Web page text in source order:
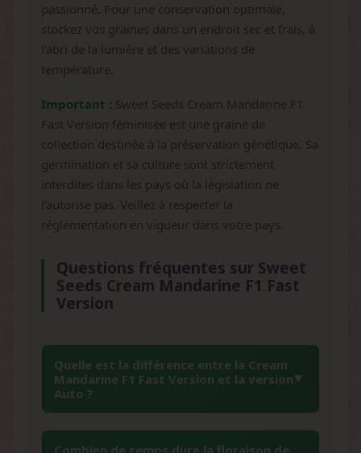
passionné. Pour une conservation optimale,
stockez vos graines dans un endroit sec et frais, à
l'abri de la lumière et des variations de
température.
Important : Sweet Seeds Cream Mandarine F1
Fast Version féminisée est une graine de
collection destinée à la préservation génétique. Sa
germination et sa culture sont strictement
interdites dans les pays où la législation ne
l'autorise pas. Veillez à respecter la
réglementation en vigueur dans votre pays.
Questions fréquentes sur Sweet
Seeds Cream Mandarine F1 Fast
Version
Quelle est la différence entre la Cream
Mandarine F1 Fast Version et la version
Auto ?
La F1 Fast Version est photodépendante,
Combien de temps dure la floraison de